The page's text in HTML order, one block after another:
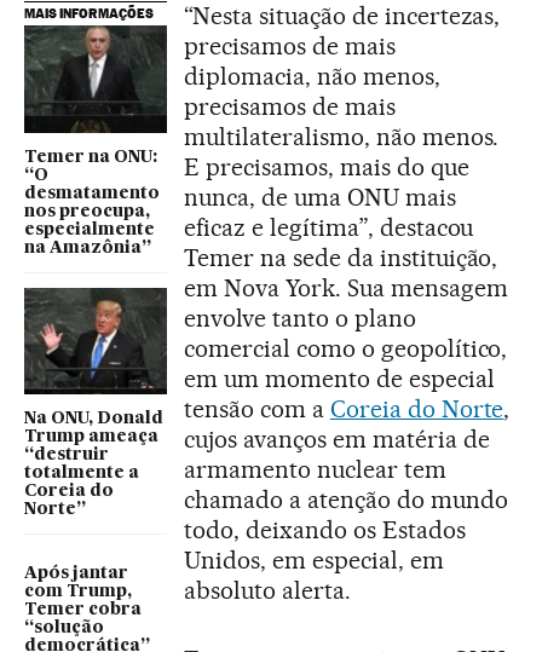
MAIS INFORMAÇÕES
Temer na ONU:
“O
desmatamento
nos preocupa,
especialmente
na Amazônia”
Na ONU, Donald
Trump ameaça
“destruir
totalmente a
Coreia do
Norte”
Após jantar
com Trump,
Temer cobra
“solução
democrática”
“Nesta situação de incertezas,
precisamos de mais
diplomacia, não menos,
precisamos de mais
multilateralismo, não menos.
E precisamos, mais do que
nunca, de uma ONU mais
eficaz e legítima”, destacou
Temer na sede da instituição,
em Nova York. Sua mensagem
envolve tanto o plano
comercial como o geopolítico,
em um momento de especial
tensão com a Coreia do Norte,
cujos avanços em matéria de
armamento nuclear tem
chamado a atenção do mundo
todo, deixando os Estados
Unidos, em especial, em
absoluto alerta.